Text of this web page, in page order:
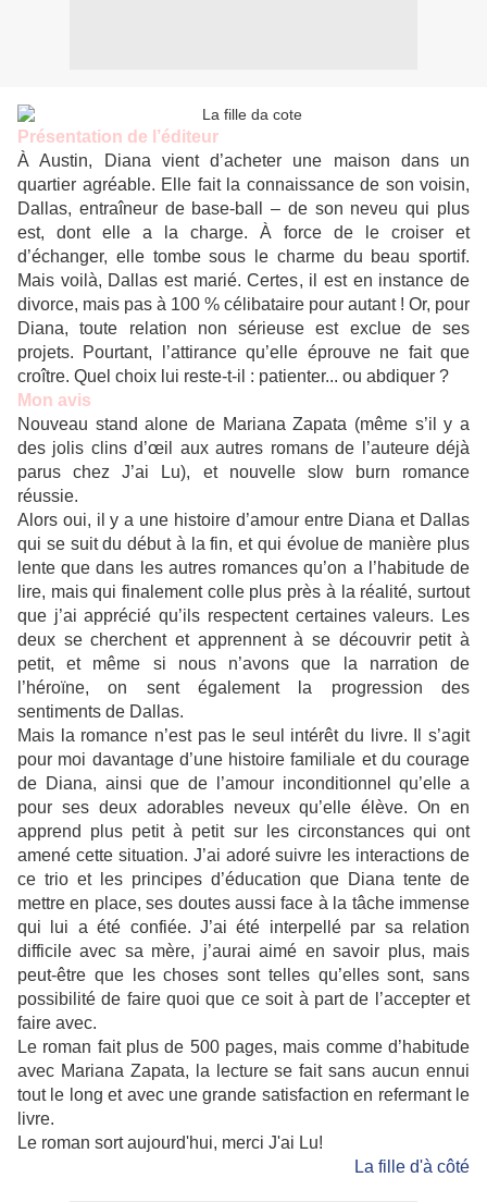
Présentation de l’éditeur
À Austin, Diana vient d’acheter une maison dans un
quartier agréable. Elle fait la connaissance de son voisin,
Dallas, entraîneur de base-ball – de son neveu qui plus
est, dont elle a la charge. À force de le croiser et
d’échanger, elle tombe sous le charme du beau sportif.
Mais voilà, Dallas est marié. Certes, il est en instance de
divorce, mais pas à 100 % célibataire pour autant ! Or, pour
Diana, toute relation non sérieuse est exclue de ses
projets. Pourtant, l’attirance qu’elle éprouve ne fait que
croître. Quel choix lui reste-t-il : patienter... ou abdiquer ?
Mon avis
Nouveau stand alone de Mariana Zapata (même s’il y a
des jolis clins d’œil aux autres romans de l’auteure déjà
parus chez J’ai Lu), et nouvelle slow burn romance
réussie.
Alors oui, il y a une histoire d’amour entre Diana et Dallas
qui se suit du début à la fin, et qui évolue de manière plus
lente que dans les autres romances qu’on a l’habitude de
lire, mais qui finalement colle plus près à la réalité, surtout
que j’ai apprécié qu’ils respectent certaines valeurs. Les
deux se cherchent et apprennent à se découvrir petit à
petit, et même si nous n’avons que la narration de
l’héroïne, on sent également la progression des
sentiments de Dallas.
Mais la romance n’est pas le seul intérêt du livre. Il s’agit
pour moi davantage d’une histoire familiale et du courage
de Diana, ainsi que de l’amour inconditionnel qu’elle a
pour ses deux adorables neveux qu’elle élève. On en
apprend plus petit à petit sur les circonstances qui ont
amené cette situation. J’ai adoré suivre les interactions de
ce trio et les principes d’éducation que Diana tente de
mettre en place, ses doutes aussi face à la tâche immense
qui lui a été confiée. J’ai été interpellé par sa relation
difficile avec sa mère, j’aurai aimé en savoir plus, mais
peut-être que les choses sont telles qu’elles sont, sans
possibilité de faire quoi que ce soit à part de l’accepter et
faire avec.
Le roman fait plus de 500 pages, mais comme d’habitude
avec Mariana Zapata, la lecture se fait sans aucun ennui
tout le long et avec une grande satisfaction en refermant le
livre.
Le roman sort aujourd'hui, merci J'ai Lu!
La fille d'à côté